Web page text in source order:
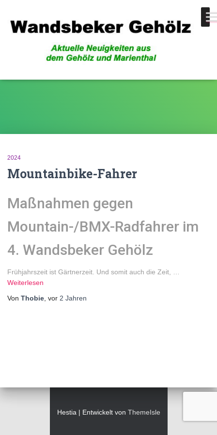
2024
Mountainbike-Fahrer
Maßnahmen gegen
Mountain-/BMX-Radfahrer im
4. Wandsbeker Gehölz
Frühjahrszeit ist Gärtnerzeit. Und somit auch die Zeit,
Weiterlesen
Von Thobie , vor 2 Jahren
Hestia | Entwickelt von ThemeIsle